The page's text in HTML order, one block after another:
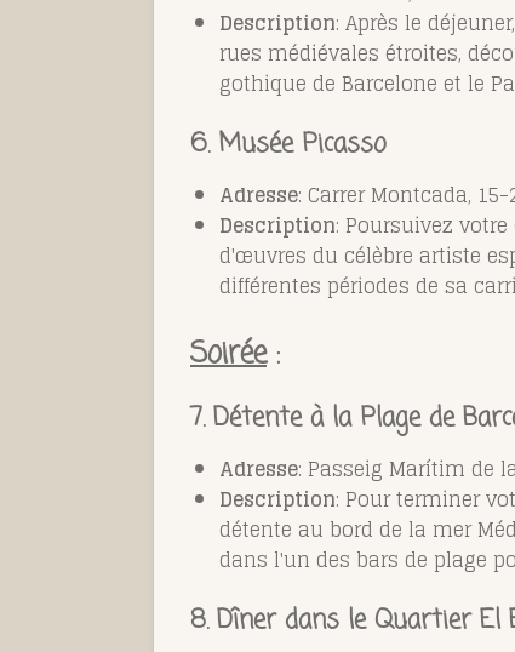
Description: Après le
rues médiévales étroites,
gothique de Barcelone et le
6. Musée Picasso
Adresse: Carrer Montcada,
Description: Poursuivez
d'œuvres du célèbre artiste
différentes périodes de sa
Soirée:
7. Détente à la Plage de
Adresse: Passeig Marítim de
Description: Pour terminer
détente au bord de la mer
dans l'un des bars de plage
8. Dîner dans le Quartier El